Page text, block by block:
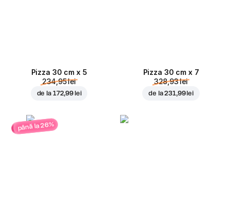
Pizza 30 cm x 5
234,95 lei
de la 172,99 lei
Pizza 30 cm x 7
328,93 lei
de la231,99 lei
până la 26%